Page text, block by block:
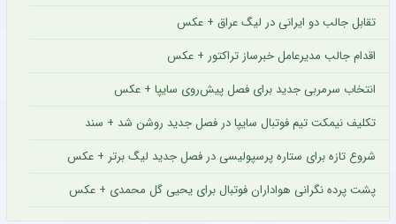
تقابل جالب دو ایرانی در لیگ عراق + عکس
اقدام جالب مدیرعامل خبرساز تراکتور + عکس
انتخاب سرمربی جدید برای فصل پیش‌روی سایپا + عکس
تکلیف نیمکت تیم فوتبال سایپا در فصل جدید روشن شد + سند
شروع تازه برای ستاره پرسپولیسی در فصل جدید لیگ برتر + عکس
پشت پرده نگرانی هواداران فوتبال برای یحیی گل محمدی + عکس